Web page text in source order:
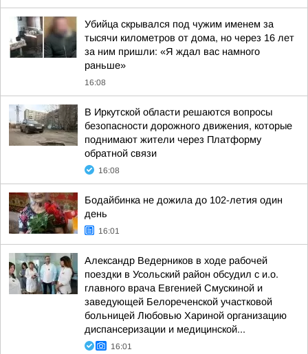
Убийца скрывался под чужим именем за
тысячи километров от дома, но через 16 лет
за ним пришли: «Я ждал вас намного
раньше»
16:08
В Иркутской области решаются вопросы
безопасности дорожного движения, которые
поднимают жители через Платформу
обратной связи
16:08
Бодайбинка не дожила до 102-летия один
день
16:01
Александр Ведерников в ходе рабочей
поездки в Усольский район обсудил с и.о.
главного врача Евгенией Смускиной и
заведующей Белореченской участковой
больницей Любовью Хариной организацию
диспансеризации и медицинской...
16:01